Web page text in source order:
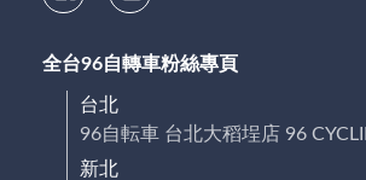
全台96自轉車粉絲專頁
台北
96自転車 台北大稻埕店 96
新北